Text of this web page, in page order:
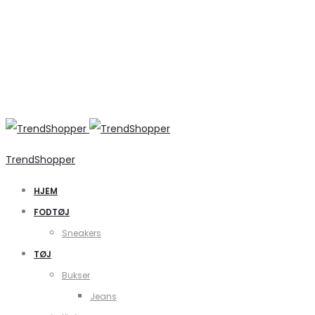
TrendShopper
HJEM
FODTØJ
Sneakers
TØJ
Bukser
Jeans